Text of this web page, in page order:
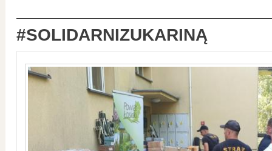
#SOLIDARNIZUKARINĄ